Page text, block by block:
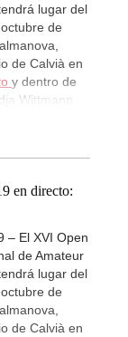
lugar del
de
de Calvià en
y dentro de
Wittmann
en directo:
– El XVI Open
de Amateur
lugar del
de
de Calvià en